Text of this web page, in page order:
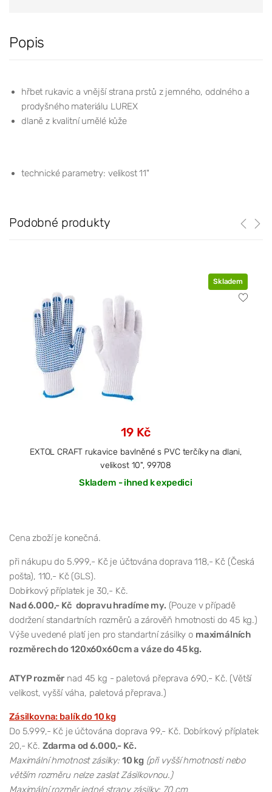
Popis
hřbet rukavic a vnější strana prstů z jemného, odolného a
prodyšného materiálu LUREX
dlaně z kvalitní umělé kůže
technické parametry: velikost 11"
Podobné produkty
Skladem
19 Kč
EXTOL CRAFT rukavice bavlněné s PVC terčíky na dlani,
velikost 10", 99708
Skladem - ihned k expedici
Cena zboží je konečná.
při nákupu do 5.999,- Kč je účtována doprava 118,- Kč (Česká
pošta), 110,- Kč (GLS).
Dobírkový příplatek je 30,- Kč.
Nad 6.000,- Kč dopravu hradíme my. (Pouze v případě
dodržení standartních rozměrů a zárověň hmotnosti do 45 kg.)
Výše uvedené platí jen pro standartní zásilky o maximálních
rozměrech do 120x60x60cm a váze do 45 kg.
ATYP rozměr nad 45 kg - paletová přeprava 690,- Kč. (Větší
velikost, vyšší váha, paletová přeprava.)
Zásilkovna: balík do 10 kg
Do 5.999,- Kč je účtována doprava 99,- Kč. Dobírkový příplatek
20,- Kč. Zdarma od 6.000,- Kč.
Maximální hmotnost zásilky: 10 kg (při vyšší hmotnosti nebo
větším rozměru nelze zaslat Zásilkovnou.)
Maximální rozměr jedné strany zásilky: 70 cm